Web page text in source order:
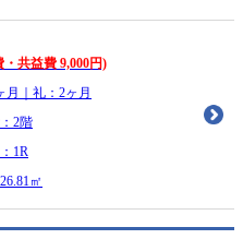
・共益費 9,000円)
月｜礼：2ヶ月
2階
1R
㎡